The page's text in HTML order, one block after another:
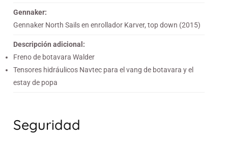
Gennaker:
Gennaker North Sails en enrollador Karver, top down (2015)
Descripción adicional:
Freno de botavara Walder
Tensores hidráulicos Navtec para el vang de botavara y el
estay de popa
Seguridad